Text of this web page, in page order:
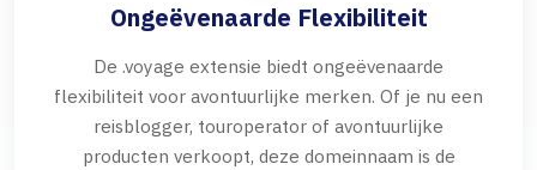
Ongeëvenaarde Flexibiliteit
De .voyage extensie biedt ongeëvenaarde
flexibiliteit voor avontuurlijke merken. Of je nu een
reisblogger, touroperator of avontuurlijke
producten verkoopt, deze domeinnaam is de